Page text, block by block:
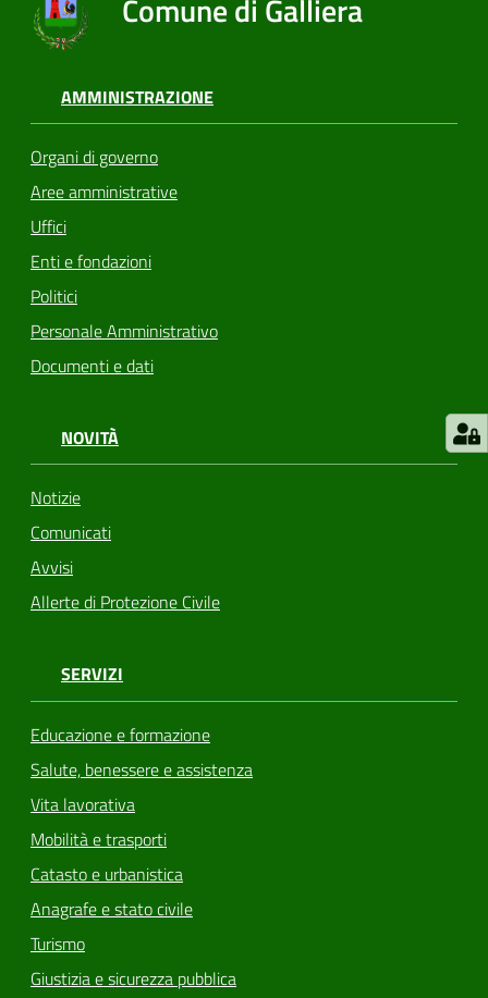
Comune di Galliera
AMMINISTRAZIONE
Organi di governo
Aree amministrative
Uffici
Enti e fondazioni
Politici
Personale Amministrativo
Documenti e dati
NOVITÀ
Notizie
Comunicati
Avvisi
Allerte di Protezione Civile
SERVIZI
Educazione e formazione
Salute, benessere e assistenza
Vita lavorativa
Mobilità e trasporti
Catasto e urbanistica
Anagrafe e stato civile
Turismo
Giustizia e sicurezza pubblica